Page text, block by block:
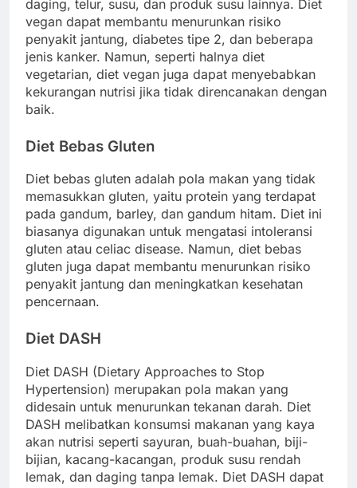
daging, telur, susu, dan produk susu lainnya. Diet
vegan dapat membantu menurunkan risiko
penyakit jantung, diabetes tipe 2, dan beberapa
jenis kanker. Namun, seperti halnya diet
vegetarian, diet vegan juga dapat menyebabkan
kekurangan nutrisi jika tidak direncanakan dengan
baik.
Diet Bebas Gluten
Diet bebas gluten adalah pola makan yang tidak
memasukkan gluten, yaitu protein yang terdapat
pada gandum, barley, dan gandum hitam. Diet ini
biasanya digunakan untuk mengatasi intoleransi
gluten atau celiac disease. Namun, diet bebas
gluten juga dapat membantu menurunkan risiko
penyakit jantung dan meningkatkan kesehatan
pencernaan.
Diet DASH
Diet DASH (Dietary Approaches to Stop
Hypertension) merupakan pola makan yang
didesain untuk menurunkan tekanan darah. Diet
DASH melibatkan konsumsi makanan yang kaya
akan nutrisi seperti sayuran, buah-buahan, biji-
bijian, kacang-kacangan, produk susu rendah
lemak, dan daging tanpa lemak. Diet DASH dapat